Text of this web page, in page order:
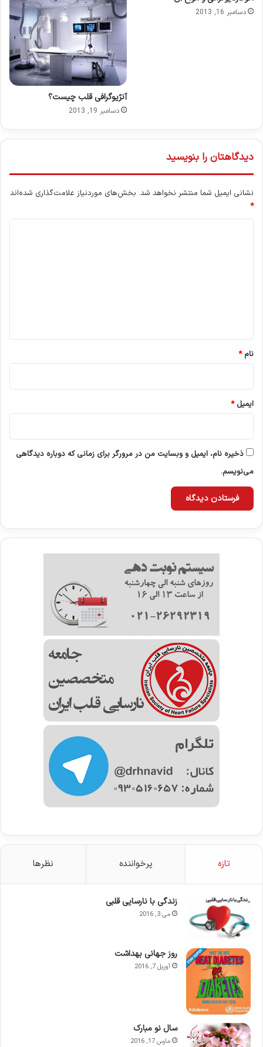
دسامبر 16, 2013
آنژیوگرافی قلب چیست؟
دسامبر 19, 2013
دیدگاهتان را بنویسید
نشانی ایمیل شما منتشر نخواهد شد. بخش‌های موردنیاز علامت‌گذاری شده‌اند
*
نام*
ایمیل*
ذخیره نام، ایمیل و وبسایت من در مرورگر برای زمانی که دوباره دیدگاهی
می‌نویسم.
تازه پرخواننده نظرها
زندگی با نارسایی قلبی
می 3, 2016
روز جهانی بهداشت
آوریل 7, 2016
سال نو مبارک
مارس 17, 2016